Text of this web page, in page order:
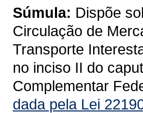
Súmula: Dispõe
Circulação de
Transporte
no inciso II do
Complementar
dada pela Lei